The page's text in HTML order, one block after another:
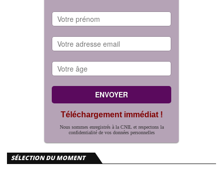
Téléchargement immédiat !
Nous sommes enregistrés à la CNIL et respectons la
confidentialité de vos données personnelles
SÉLECTION DU MOMENT